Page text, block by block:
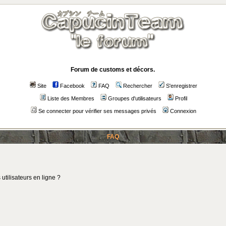
Forum de customs et décors.
Site Facebook FAQ Rechercher S'enregistrer
Liste des Membres Groupes d'utilisateurs Profil
Se connecter pour vérifier ses messages privés Connexion
FAQ
utilisateurs en ligne ?